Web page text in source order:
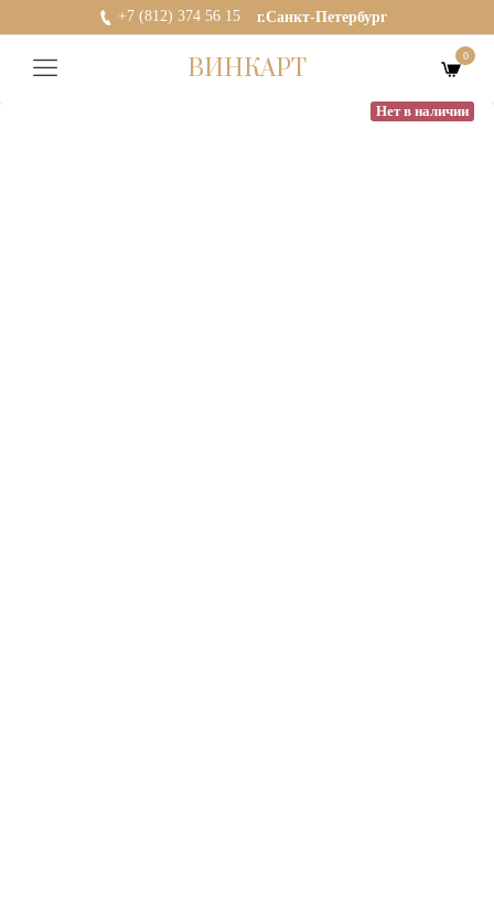
+7 (812) 374 56 15 г.Санкт-Петербург
ВИНКАРТ 0
Нет в наличии